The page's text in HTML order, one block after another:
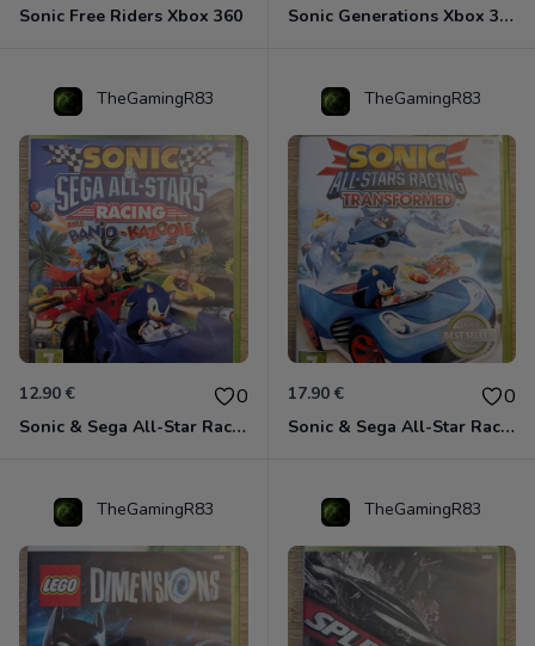
Sonic Free Riders Xbox 360 Sonic Generations Xbox 360
TheGamingR83
12.90 € 0
Sonic & Sega All-Star Racing avec Banjo-Kazooie Xbox 360
TheGamingR83
17.90 € 0
Sonic & Sega All-Star Racing - Transformed Xbox 360
TheGamingR83 TheGamingR83